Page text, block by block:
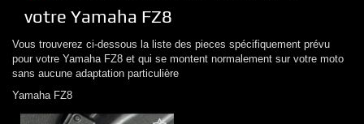
votre Yamaha FZ8
Vous trouverez ci-dessous la liste des pieces spécifiquement prévu
pour votre Yamaha FZ8 et qui se montent normalement sur votre moto
sans aucune adaptation particulière
Yamaha FZ8